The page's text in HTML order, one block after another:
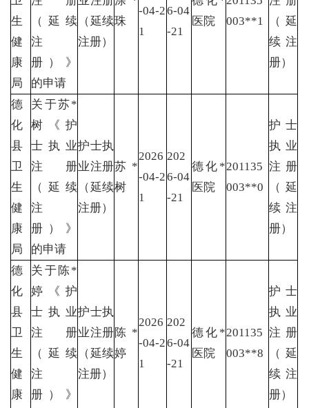
生
健
康
局
（延续
注
册）》
的申请
（延续
注册）
珠
-04-2
1
6-04
-21
医院
003**1
（延
续注
册）
德
化
县
卫
生
健
康
局
关于苏*
树《护
士执业
注册
（延续
注
册）》
的申请
护士执
业注册
（延续
注册）
苏*
树
2026
-04-2
1
202
6-04
-21
德化*
医院
201135
003**0
护士
执业
注册
（延
续注
册）
德
化
县
卫
生
健
康
关于陈*
婷《护
士执业
注册
（延续
注
册）》
护士执
业注册
（延续
注册）
陈*
婷
2026
-04-2
1
202
6-04
-21
德化*
医院
201135
003**8
护士
执业
注册
（延
续注
册）